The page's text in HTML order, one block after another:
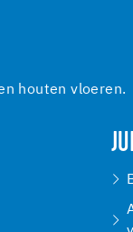
houten vloeren.